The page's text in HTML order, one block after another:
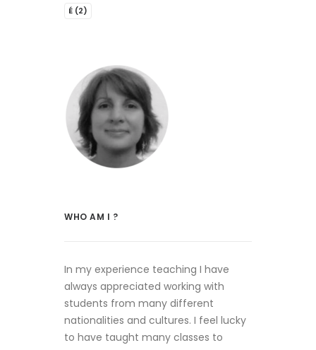
É (2)
WHO AM I ?
In my experience teaching I have
always appreciated working with
students from many different
nationalities and cultures. I feel lucky
to have taught many classes to